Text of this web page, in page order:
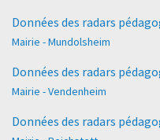
Données des radars
Mairie - Mundolsheim
Données des radars
Mairie - Vendenheim
Données des radars